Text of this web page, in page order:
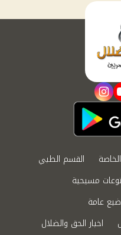
instagram
القسم الطبي
مسيحية
عامة
اخبار الحق والضلال